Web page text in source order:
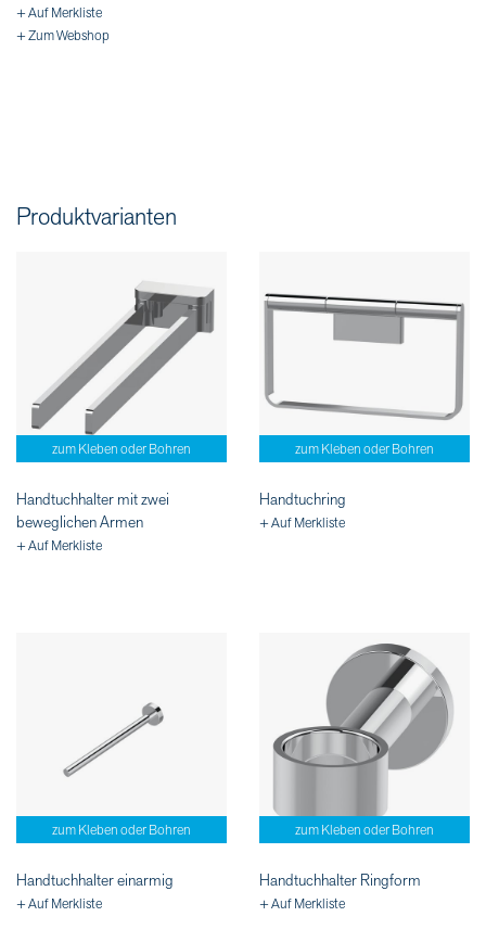
+ Auf Merkliste
+ Zum Webshop
Produktvarianten
zum Kleben oder Bohren
Handtuchhalter mit zwei
beweglichen Armen
+ Auf Merkliste
zum Kleben oder Bohren
Handtuchring
+ Auf Merkliste
zum Kleben oder Bohren
Handtuchhalter einarmig
+ Auf Merkliste
zum Kleben oder Bohren
Handtuchhalter Ringform
+ Auf Merkliste